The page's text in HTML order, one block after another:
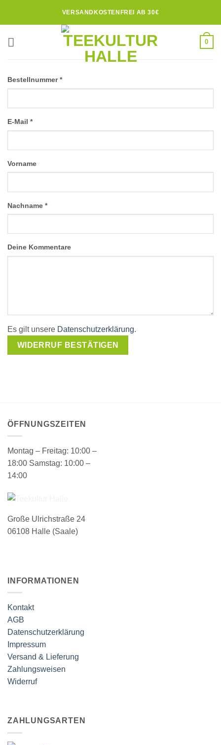
VERSANDKOSTENFREI AB 30€
0
Bestellnummer*erforderlich
E-Mail *erforderlich
Vorname
Nachname *erforderlich
Page URI *erforderlich
Deine Kommentare
Es gilt unsere Datenschutzerklärung.
WIDERRUF BESTÄTIGEN
ÖFFNUNGSZEITEN
Montag – Freitag: 10:00 –
18:00 Samstag: 10:00 –
14:00
Große Ulrichstraße 24
06108 Halle (Saale)
INFORMATIONEN
Kontakt
AGB
Datenschutzerklärung
Impressum
Versand & Lieferung
Zahlungsweisen
Widerruf
ZAHLUNGSARTEN